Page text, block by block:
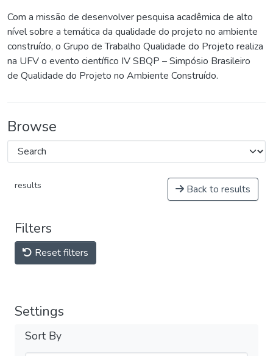
Com a missão de desenvolver pesquisa acadêmica de alto
nível sobre a temática da qualidade do projeto no ambiente
construído, o Grupo de Trabalho Qualidade do Projeto realiza
na UFV o evento científico IV SBQP – Simpósio Brasileiro
de Qualidade do Projeto no Ambiente Construído.
Browse
results Back to results
Filters
Reset filters
Settings
Sort By